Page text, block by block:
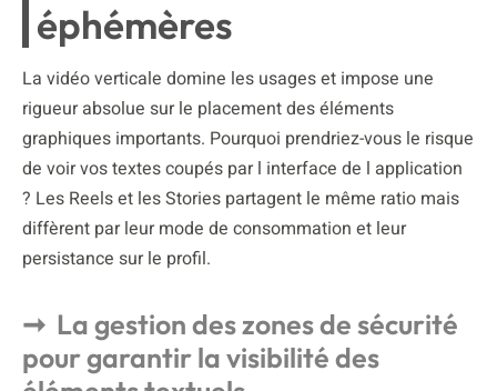
éphémères
La vidéo verticale domine les usages et impose une
rigueur absolue sur le placement des éléments
graphiques importants. Pourquoi prendriez-vous le risque
de voir vos textes coupés par l interface de l application
? Les Reels et les Stories partagent le même ratio mais
diffèrent par leur mode de consommation et leur
persistance sur le profil.
La gestion des zones de sécurité
pour garantir la visibilité des